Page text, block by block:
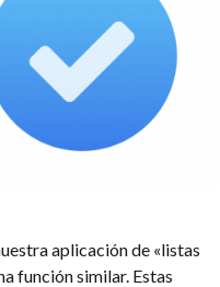
aplicación de «listas
función similar. Estas